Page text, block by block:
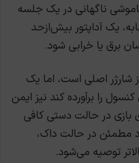
ناگهانی در یک جلسه
یک آداپتور بیش‌ازحد
برق یا خرابی شود.
از شارژر اصلی است، اما یک
را برآورده کند نیز ایمن
۳۰ واتی برای بازی در حالت دستی کافی
مطمئن در حالت داک،